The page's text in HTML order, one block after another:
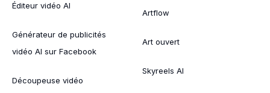
Éditeur vidéo AI
Générateur de publicités
vidéo AI sur Facebook
Découpeuse vidéo
Artflow
Art ouvert
Skyreels AI